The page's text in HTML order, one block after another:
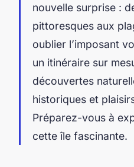
nouvelle surprise :
pittoresques aux
oublier l’imposant
un itinéraire sur
découvertes
historiques et
Préparez-vous à
cette île fascinante.